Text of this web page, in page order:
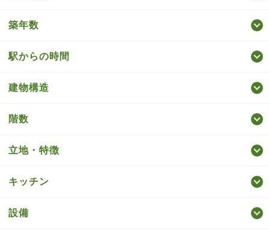
築年数
駅からの時間
建物構造
階数
立地・特徴
キッチン
設備